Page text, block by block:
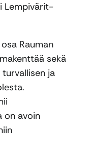
Lempivärit-
Rauman
sekä
ja
on avoin